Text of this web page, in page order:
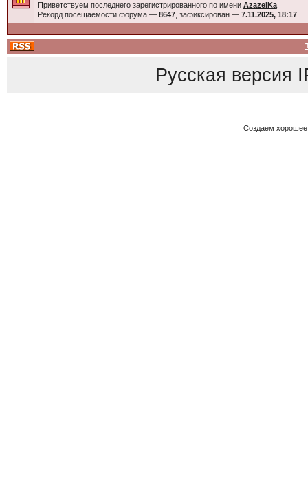
Приветствуем последнего зарегистрированного по имени AzazelKa
Рекорд посещаемости форума — 8647, зафиксирован — 7.11.2025, 18:17
Русская версия
Создаем